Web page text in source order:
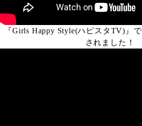
『Girls Happy Style(ハピスタTV)』
されました！